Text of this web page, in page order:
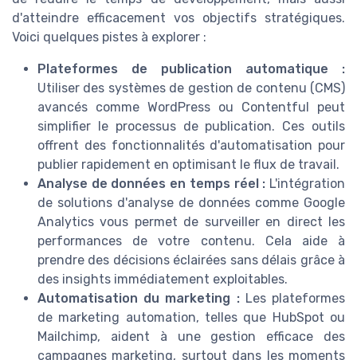
d'atteindre efficacement vos objectifs stratégiques.
Voici quelques pistes à explorer :
Plateformes de publication automatique :
Utiliser des systèmes de gestion de contenu (CMS)
avancés comme WordPress ou Contentful peut
simplifier le processus de publication. Ces outils
offrent des fonctionnalités d'automatisation pour
publier rapidement en optimisant le flux de travail.
Analyse de données en temps réel : L'intégration
de solutions d'analyse de données comme Google
Analytics vous permet de surveiller en direct les
performances de votre contenu. Cela aide à
prendre des décisions éclairées sans délais grâce à
des insights immédiatement exploitables.
Automatisation du marketing :Les plateformes
de marketing automation, telles que HubSpot ou
Mailchimp, aident à une gestion efficace des
campagnes marketing, surtout dans les moments